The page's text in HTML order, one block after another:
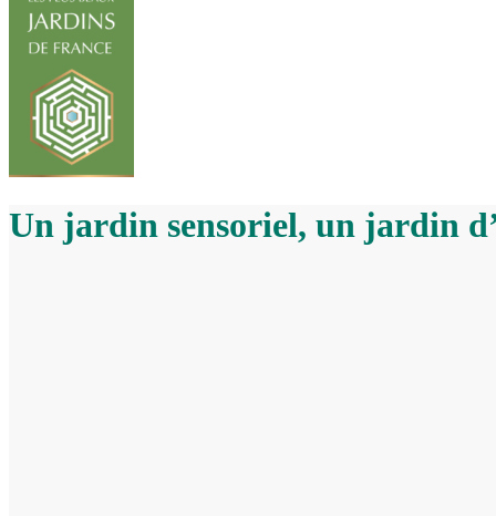
Un jardin sensoriel, un jardin